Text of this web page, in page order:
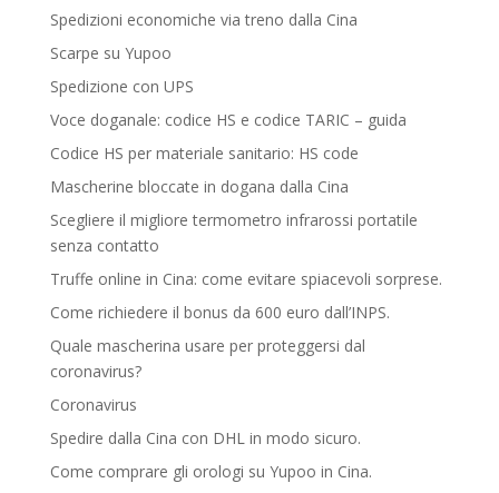
Spedizioni economiche via treno dalla Cina
Scarpe su Yupoo
Spedizione con UPS
Voce doganale: codice HS e codice TARIC – guida
Codice HS per materiale sanitario: HS code
Mascherine bloccate in dogana dalla Cina
Scegliere il migliore termometro infrarossi portatile
senza contatto
Truffe online in Cina: come evitare spiacevoli sorprese.
Come richiedere il bonus da 600 euro dall’INPS.
Quale mascherina usare per proteggersi dal
coronavirus?
Coronavirus
Spedire dalla Cina con DHL in modo sicuro.
Come comprare gli orologi su Yupoo in Cina.